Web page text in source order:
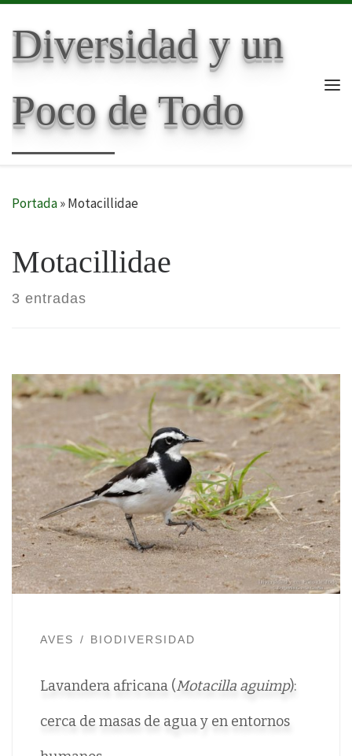
Diversidad y un
Poco de Todo
Portada»Motacillidae
Motacillidae
3 entradas
AVES BIODIVERSIDAD
Lavandera africana (Motacilla aguimp):
cerca de masas de agua y en entornos